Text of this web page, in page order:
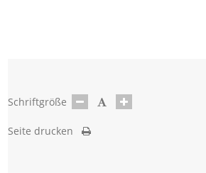
Schriftgröße
Seite drucken